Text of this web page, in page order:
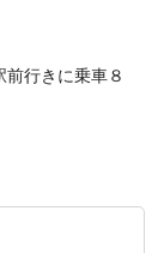
行きに乗車８